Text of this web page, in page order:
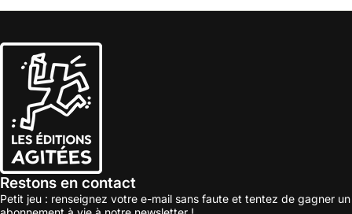
Restons en contact
Petit jeu : renseignez votre e-mail sans faute et tentez de gagner un